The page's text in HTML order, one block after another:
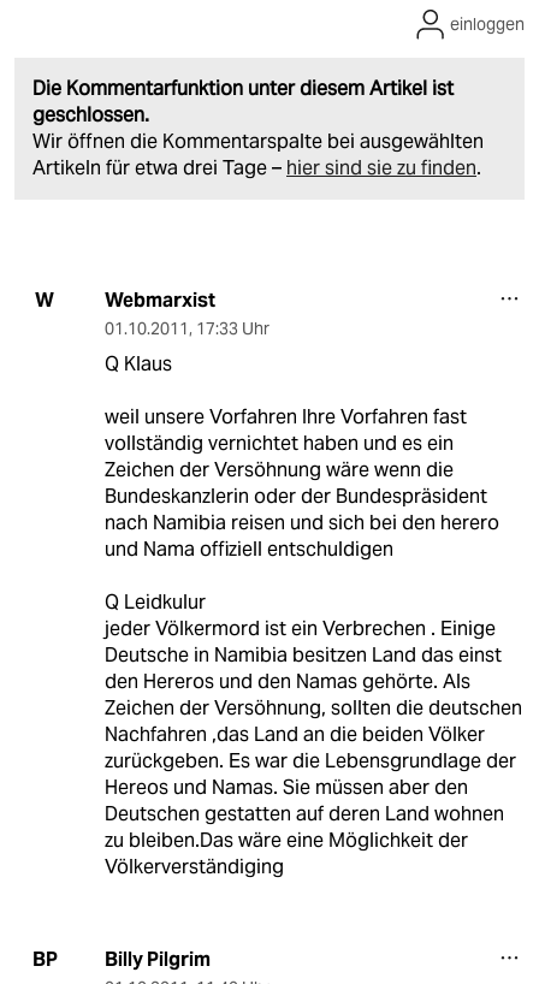
Die Kommentarfunktion unter diesem Artikel ist
geschlossen.
Wir öffnen die Kommentarspalte bei ausgewählten
Artikeln für etwa drei Tage – hier sind sie zu finden.
einloggen
W Webmarxist
01.10.2011, 17:33 Uhr
Q Klaus
weil unsere Vorfahren Ihre Vorfahren fast
vollständig vernichtet haben und es ein
Zeichen der Versöhnung wäre wenn die
Bundeskanzlerin oder der Bundespräsident
nach Namibia reisen und sich bei den herero
und Nama offiziell entschuldigen
Q Leidkulur
jeder Völkermord ist ein Verbrechen . Einige
Deutsche in Namibia besitzen Land das einst
den Hereros und den Namas gehörte. Als
Zeichen der Versöhnung, sollten die deutschen
Nachfahren ,das Land an die beiden Völker
zurückgeben. Es war die Lebensgrundlage der
Hereos und Namas. Sie müssen aber den
Deutschen gestatten auf deren Land wohnen
zu bleiben.Das wäre eine Möglichkeit der
Völkerverständiging
BP Billy Pilgrim